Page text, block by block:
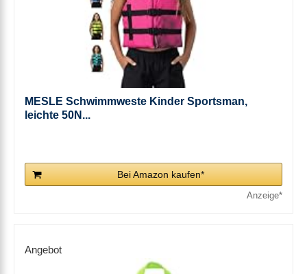
MESLE Schwimmweste Kinder Sportsman,
leichte 50N...
Bei Amazon kaufen*
Angebot